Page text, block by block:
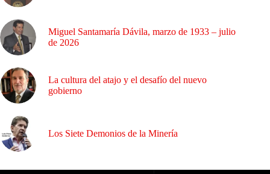
Miguel Santamaría Dávila, marzo de 1933 – julio
de 2026
La cultura del atajo y el desafío del nuevo
gobierno
Los Siete Demonios de la Minería